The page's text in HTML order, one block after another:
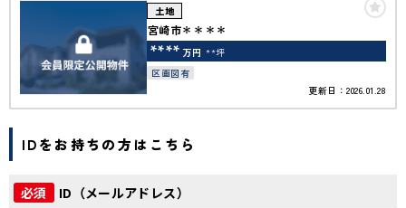
土地
宮崎市＊＊＊＊
**** 万円 **坪
区画図有
更新日：2026.01.28
IDをお持ちの方はこちら
必須 ID（メールアドレス）